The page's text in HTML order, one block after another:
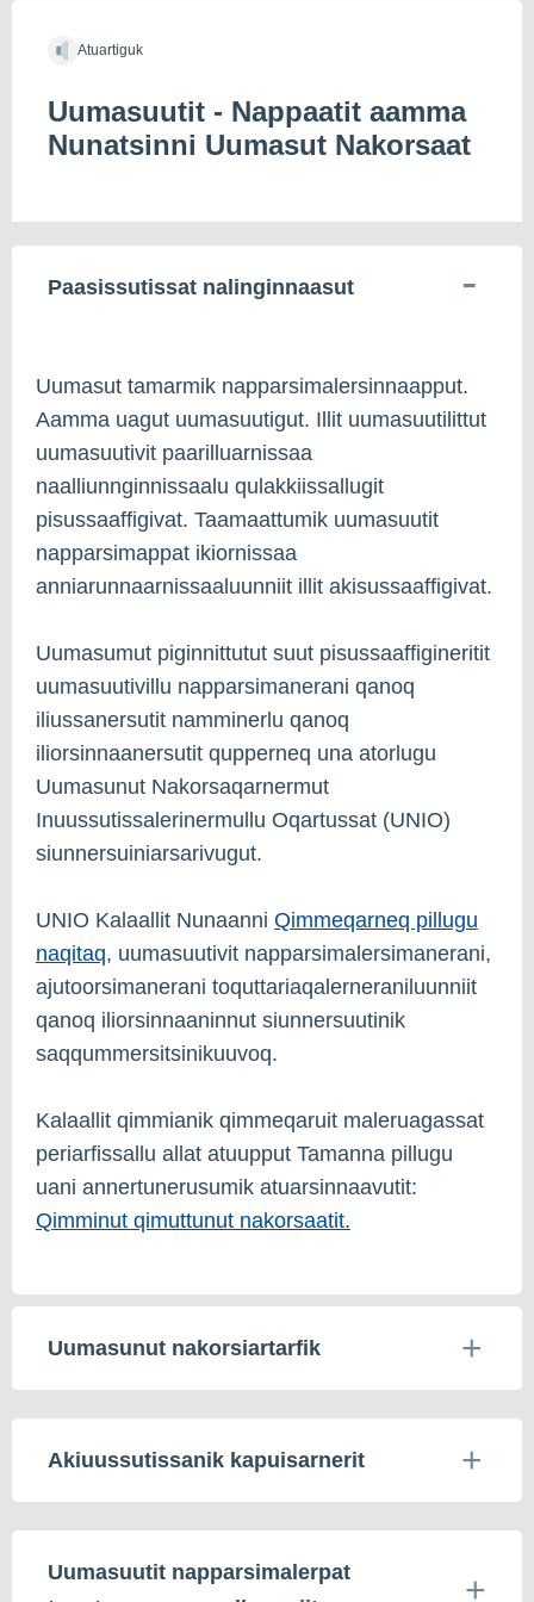
Atuartiguk
Uumasuutit - Nappaatit aamma
Nunatsinni Uumasut Nakorsaat
Paasissutissat nalinginnaasut
Uumasut tamarmik napparsimalersinnaapput.
Aamma uagut uumasuutigut. Illit uumasuutilittut
uumasuutivit paarilluarnissaa
naalliunnginnissaalu qulakkiissallugit
pisussaaffigivat. Taamaattumik uumasuutit
napparsimappat ikiornissaa
anniarunnaarnissaaluunniit illit akisussaaffigivat.
Uumasumut piginnittutut suut pisussaaffigineritit
uumasuutivillu napparsimanerani qanoq
iliussanersutit namminerlu qanoq
iliorsinnaanersutit qupperneq una atorlugu
Uumasunut Nakorsaqarnermut
Inuussutissalerinermullu Oqartussat (UNIO)
siunnersuiniarsarivugut.
UNIO Kalaallit Nunaanni Qimmeqarneq pillugu
naqitaq, uumasuutivit napparsimalersimanerani,
ajutoorsimanerani toquttariaqalerneraniluunniit
qanoq iliorsinnaaninnut siunnersuutinik
saqqummersitsinikuuvoq.
Kalaallit qimmianik qimmeqaruit maleruagassat
periarfissallu allat atuupput Tamanna pillugu
uani annertunerusumik atuarsinnaavutit:
Qimminut qimuttunut nakorsaatit.
Uumasunut nakorsiartarfik
Akiuussutissanik kapuisarnerit
Uumasuutit napparsimalerpat